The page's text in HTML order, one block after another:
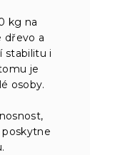
kg na
dřevo a
stabilitu i
je
osoby.